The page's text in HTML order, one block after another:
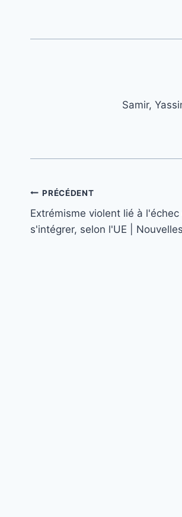
Samir,
Navigation
de
PRÉCÉDENT
Extrémisme violent lié à
s'intégrer, selon l'UE |